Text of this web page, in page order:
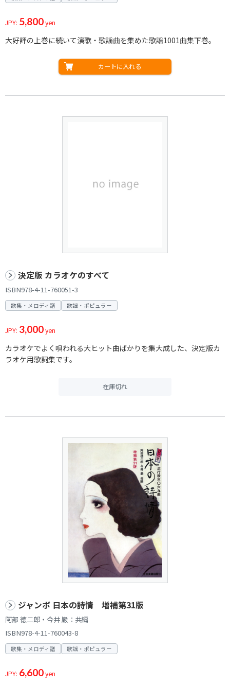
JPY: 5,800yen
大好評の上巻に続いて演歌・歌謡曲を集めた歌謡1001曲集下巻。
カートに入れる
決定版 カラオケのすべて
ISBN978-4-11-760051-3
歌集・メロディ譜 歌謡・ポピュラー
JPY: 3,000yen
カラオケでよく唄われる大ヒット曲ばかりを集大成した、決定版カ
ラオケ用歌詞集です。
在庫切れ
ジャンボ 日本の詩情 増補第31版
阿部 徳二郎・今井 巌：共編
ISBN978-4-11-760043-8
歌集・メロディ譜 歌謡・ポピュラー
JPY: 6,600yen